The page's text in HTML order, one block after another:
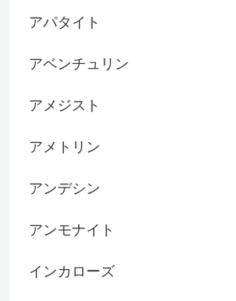
アパタイト
アベンチュリン
アメジスト
アメトリン
アンデシン
アンモナイト
インカローズ